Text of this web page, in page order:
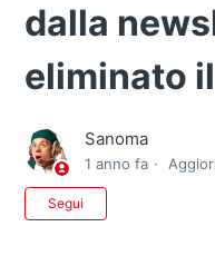
dalla
eliminato
Sanoma
1 anno fa
Segui